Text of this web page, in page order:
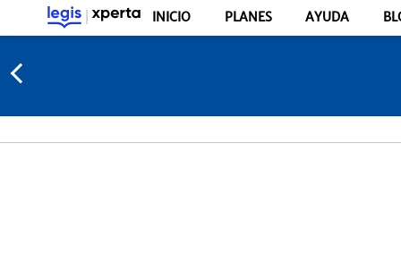
INICIO PLANES AYUDA